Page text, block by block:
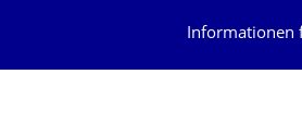
Informationen